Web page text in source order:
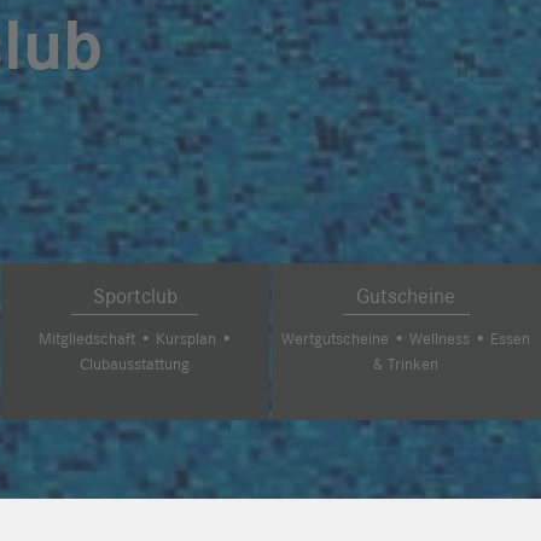
Sportclub
Mitgliedschaft • Kursplan •
Clubausstattung
Gutscheine
Wertgutscheine • Wellness • Essen
& Trinken